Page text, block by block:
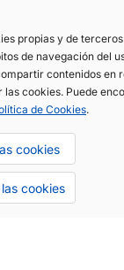
propias y de
de navegación del
contenidos en
cookies. Puede
de Cookies.
cookies
cookies
de cookies